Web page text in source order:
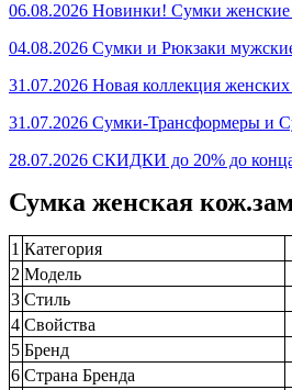
06.08.2026 Новинки! Сумки
04.08.2026 Сумки и Рюкзаки
31.07.2026 Новая коллекция
31.07.2026 Сумки-Трансформеры и
28.07.2026 СКИДКИ до 20% до
Сумка женская
1 Категория
2 Модель
3 Стиль
4 Свойства
5 Бренд
6 Страна Бренда